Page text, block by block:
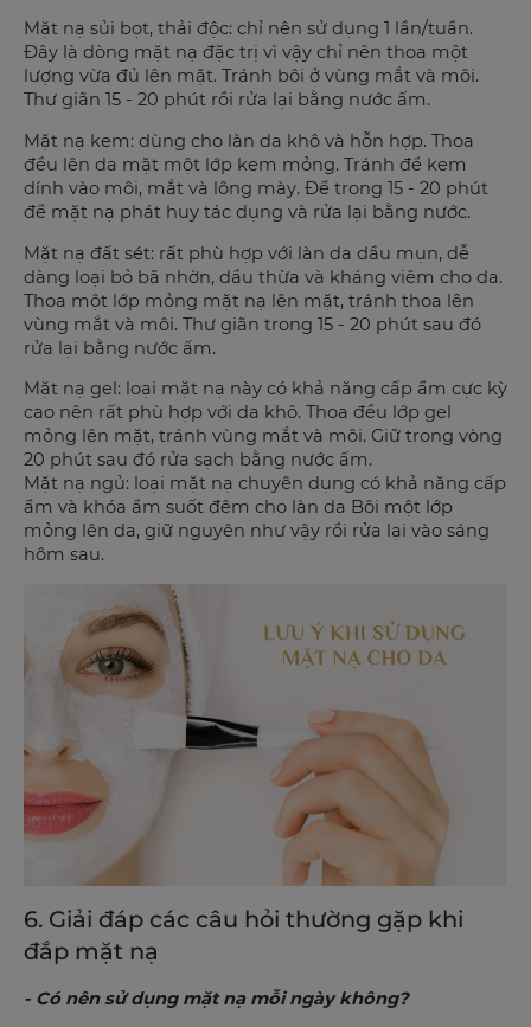
Mặt nạ sủi bọt, thải độc: chỉ nên sử dụng 1 lần/tuần.
Đây là dòng mặt nạ đặc trị vì vậy chỉ nên thoa một
lượng vừa đủ lên mặt. Tránh bôi ở vùng mắt và môi.
Thư giãn 15 - 20 phút rồi rửa lại bằng nước ấm.
Mặt nạ kem: dùng cho làn da khô và hỗn hợp. Thoa
đều lên da mặt một lớp kem mỏng. Tránh để kem
dính vào môi, mắt và lông mày. Để trong 15 - 20 phút
để mặt nạ phát huy tác dụng và rửa lại bằng nước.
Mặt nạ đất sét: rất phù hợp với làn da dầu mụn, dễ
dàng loại bỏ bã nhờn, dầu thừa và kháng viêm cho da.
Thoa một lớp mỏng mặt nạ lên mặt, tránh thoa lên
vùng mắt và môi. Thư giãn trong 15 - 20 phút sau đó
rửa lại bằng nước ấm.
Mặt nạ gel: loại mặt nạ này có khả năng cấp ẩm cực kỳ
cao nên rất phù hợp với da khô. Thoa đều lớp gel
mỏng lên mặt, tránh vùng mắt và môi. Giữ trong vòng
20 phút sau đó rửa sạch bằng nước ấm.
Mặt nạ ngủ: loại mặt nạ chuyên dụng có khả năng cấp
ẩm và khóa ẩm suốt đêm cho làn da Bôi một lớp
mỏng lên da, giữ nguyên như vậy rồi rửa lại vào sáng
hôm sau.
6. Giải đáp các câu hỏi thường gặp khi
đắp mặt nạ
- Có nên sử dụng mặt nạ mỗi ngày không?